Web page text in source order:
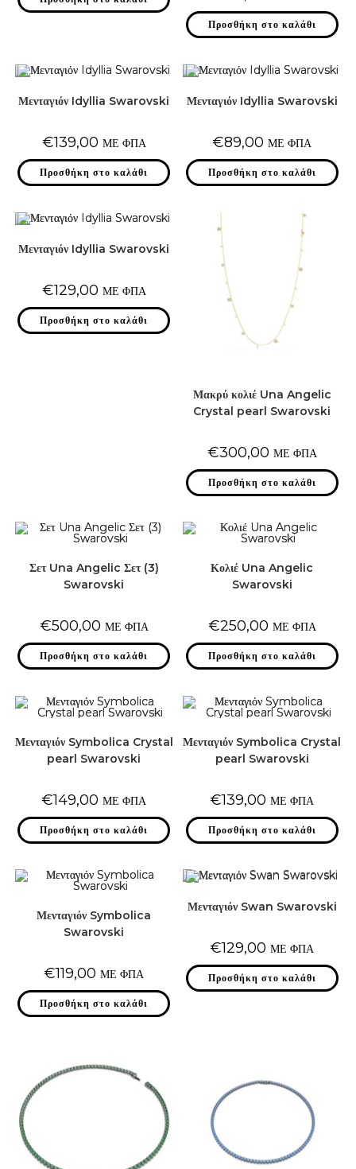
Προσθήκη στο καλάθι
Μενταγιόν Idyllia Swarovski
€139,00 ΜΕ ΦΠΑ
Προσθήκη στο καλάθι
Μενταγιόν Idyllia Swarovski
€89,00 ΜΕ ΦΠΑ
Προσθήκη στο καλάθι
Μενταγιόν Idyllia Swarovski
€129,00 ΜΕ ΦΠΑ
Προσθήκη στο καλάθι
Μακρύ κολιέ Una Angelic
Crystal pearl Swarovski
€300,00 ΜΕ ΦΠΑ
Προσθήκη στο καλάθι
Σετ Una Angelic Σετ (3)
Swarovski
€500,00 ΜΕ ΦΠΑ
Προσθήκη στο καλάθι
Κολιέ Una Angelic
Swarovski
€250,00 ΜΕ ΦΠΑ
Προσθήκη στο καλάθι
Μενταγιόν Symbolica Crystal
pearl Swarovski
€149,00 ΜΕ ΦΠΑ
Προσθήκη στο καλάθι
Μενταγιόν Symbolica Crystal
pearl Swarovski
€139,00 ΜΕ ΦΠΑ
Προσθήκη στο καλάθι
Μενταγιόν Symbolica
Swarovski
€119,00 ΜΕ ΦΠΑ
Προσθήκη στο καλάθι
Μενταγιόν Swan Swarovski
€129,00 ΜΕ ΦΠΑ
Προσθήκη στο καλάθι